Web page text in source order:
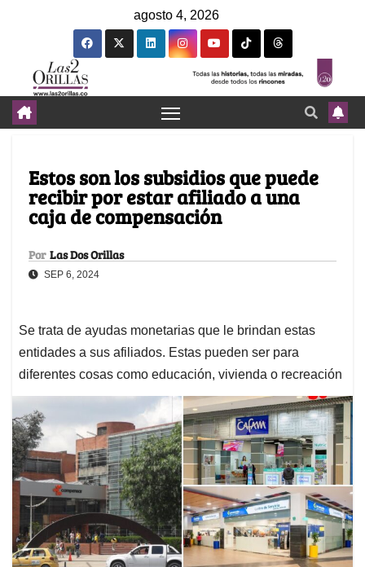
agosto 4, 2026
Estos son los subsidios que puede
recibir por estar afiliado a una
caja de compensación
Por Las Dos Orillas
SEP 6, 2024
Se trata de ayudas monetarias que le brindan estas
entidades a sus afiliados. Estas pueden ser para
diferentes cosas como educación, vivienda o recreación